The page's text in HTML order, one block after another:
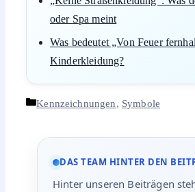
oder Spa meint
Was bedeutet „Von Feuer
Kinderkleidung?
Kategorien
Kennzeichnungen, Symbole
DAS TEAM HINTER DEN
Hinter unseren Beiträgen